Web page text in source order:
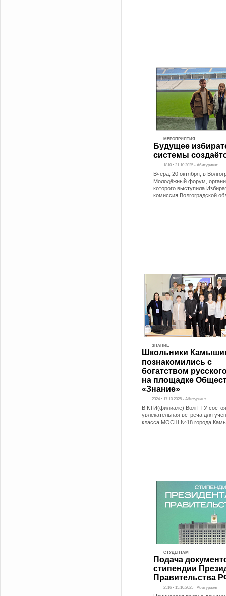
МЕРОПРИЯТИЯ
Будущее
системы
1810 • 21.10.2025 - Абитуриент
Вчера, 20 октября, в
Молодёжный форум,
которого выступила
комиссия Волгоградской
ЗНАНИЕ
Школьники
познакомились с
богатством
на площадке
«Знание»
2324 • 17.10.2025 - Абитуриент
В КТИ(филиале) ВолгГТУ
увлекательная встреча для
класса МОСШ №18 города
СТУДЕНТАМ
Подача
стипендии
Правительства
2516 • 15.10.2025 - Абитуриент